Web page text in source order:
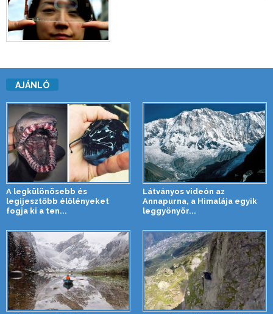
AJÁNLÓ
A legkülönösebb és
legijesztőbb élőlényeket
fogja ki a ten...
Látványos videón az
Annapurna, a Himalája egyik
leggyönyör...